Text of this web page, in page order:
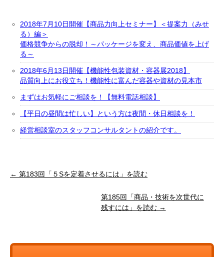
2018年7月10日開催【商品力向上セミナー】＜提案力（みせ
る）編＞
価格競争からの脱却！～パッケージを変え、商品価値を上げ
る～
2018年6月13日開催【機能性包装資材・容器展2018】
品質向上にお役立ち！機能性に富んだ容器や資材の見本市
まずはお気軽にご相談を！【無料電話相談】
【平日の昼間は忙しい】という方は夜間・休日相談を！
経営相談室のスタッフコンサルタントの紹介です。
← 第183回「５Sを定着させるには」を読む
第185回「商品・技術を次世代に
残すには」を読む →